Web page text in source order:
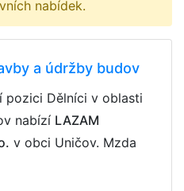
nabídek.
a údržby budov
pozici Dělníci v oblasti
nabízí LAZAM
v obci Uničov. Mzda